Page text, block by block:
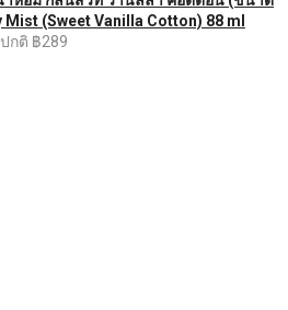
Mist (Sweet Vanilla Cotton) 88 ml
กติ ฿289